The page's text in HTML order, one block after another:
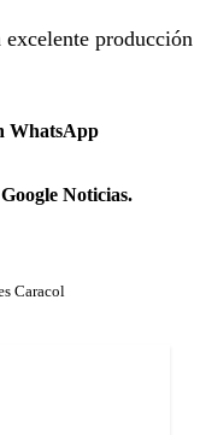
producción
WhatsApp
Noticias.
Caracol